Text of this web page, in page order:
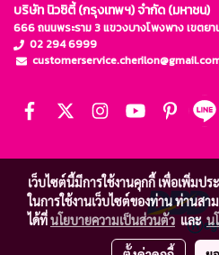
บริษัท นิวซิตี้ (กรุงเทพฯ) จำกัด (มหาชน)
666 ถนนพระราม 3 แขวงบางโพงพาง เขตยา
02 294 6999
เว็บไซต์นี้มีการใช้งานคุกกี้ เพื่อเพิ่ม
ในการใช้งานเว็บไซต์ของท่าน ท่านสา
ได้ที่นโยบายความเป็นส่วนตัวและน